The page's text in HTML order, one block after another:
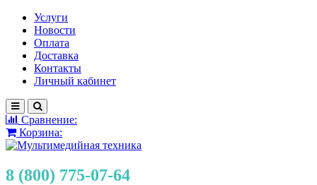
Услуги
Новости
Оплата
Доставка
Контакты
Личный кабинет
Сравнение:
Корзина:
8 (800) 775-07-64